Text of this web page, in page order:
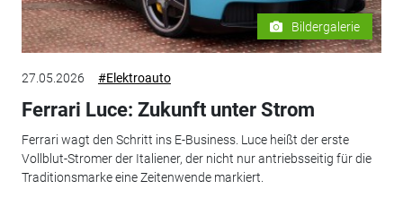
Bildergalerie
27.05.2026 #Elektroauto
Ferrari Luce: Zukunft unter Strom
Ferrari wagt den Schritt ins E-Business. Luce heißt der erste
Vollblut-Stromer der Italiener, der nicht nur antriebsseitig für die
Traditionsmarke eine Zeitenwende markiert.